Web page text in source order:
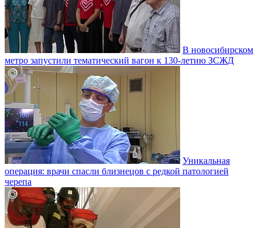
В новосибирском
метро запустили тематический вагон к 130-летию ЗСЖД
Уникальная
операция: врачи спасли близнецов с редкой патологией
черепа